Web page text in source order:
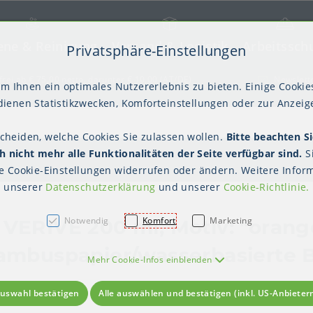
Tisch Gastroverpackungen Küchenbedarf
& Reinigung
(PSA) Hygienepapiere
Versand & Logistik
Palettensicherung Polstern & Kennzeichnen
Einweghauben Mundschutz Schutzkleidung
200 ml, Motiv:
wasserbasierte
Privatsphäre-Einstellungen
Ihnen ein optimales Nutzererlebnis zu bieten. Einige
Statistikzwecken, Komforteinstellungen oder zur
welche Cookies Sie zulassen wollen. Bitte beachten
nicht mehr alle Funktionalitäten der Seite verfügbar sind.
Cookie-Einstellungen widerrufen oder ändern. Weitere
unserer Datenschutzerklärung und unserer Cookie-Richtlinie.
Notwendig Komfort Marketing
Mehr Cookie-Infos einblenden
bestätigen Alle auswählen und bestätigen (inkl. US-